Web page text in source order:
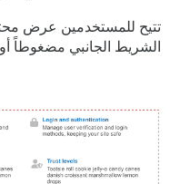
تتيح للمستخدمين عرض
الشريط الجانبي مضغوطاً